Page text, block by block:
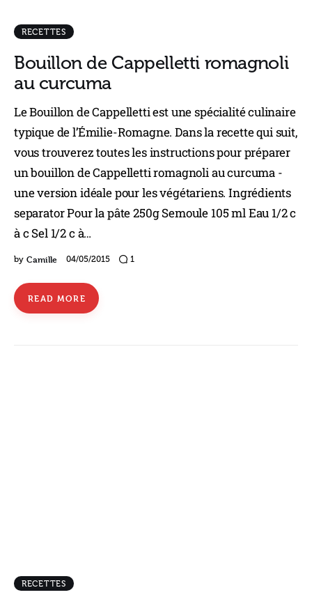
RECETTES
Bouillon de Cappelletti romagnoli
au curcuma
Le Bouillon de Cappelletti est une spécialité culinaire
typique de l’Émilie-Romagne. Dans la recette qui suit,
vous trouverez toutes les instructions pour préparer
un bouillon de Cappelletti romagnoli au curcuma -
une version idéale pour les végétariens. Ingrédients
separator Pour la pâte 250g Semoule 105 ml Eau 1/2 c
à c Sel 1/2 c à…
by Camille 04/05/2015 1
READ MORE
RECETTES